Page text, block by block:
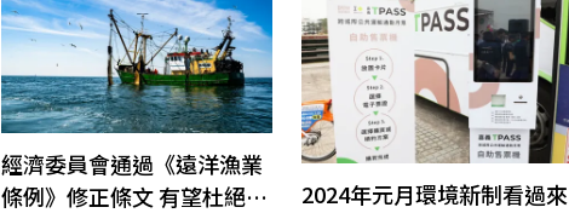
經濟委員會通過《遠洋漁業
條例》修正條文 有望杜絕非
2024年元月環境新制看過來